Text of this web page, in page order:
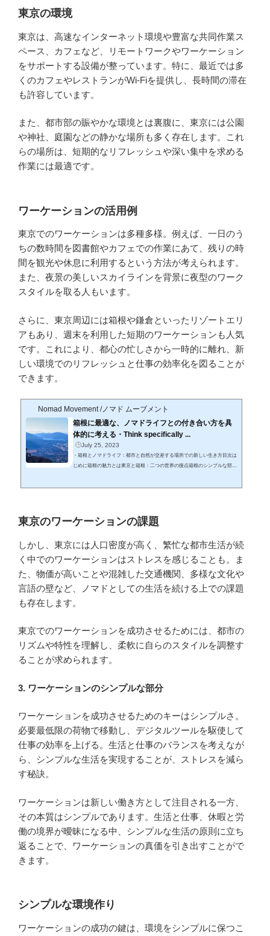
東京の環境
東京は、高速なインターネット環境や豊富な共同作業ス
ペース、カフェなど、リモートワークやワーケーション
をサポートする設備が整っています。特に、最近では多
くのカフェやレストランがWi-Fiを提供し、長時間の滞在
も許容しています。
また、都市部の賑やかな環境とは裏腹に、東京には公園
や神社、庭園などの静かな場所も多く存在します。これ
らの場所は、短期的なリフレッシュや深い集中を求める
作業には最適です。
ワーケーションの活用例
東京でのワーケーションは多種多様。例えば、一日のう
ちの数時間を図書館やカフェでの作業にあて、残りの時
間を観光や休息に利用するという方法が考えられます。
また、夜景の美しいスカイラインを背景に夜型のワーク
スタイルを取る人もいます。
さらに、東京周辺には箱根や鎌倉といったリゾートエリ
アもあり、週末を利用した短期のワーケーションも人気
です。これにより、都心の忙しさから一時的に離れ、新
しい環境でのリフレッシュと仕事の効率化を図ることが
できます。
Nomad Movement /ノマド ムーブメント
箱根に最適な、ノマドライフとの付き合い方を具
体的に考える・Think specifically ...
July 25, 2023
・箱根とノマドライフ：都市と自然が交差する場所での新しい生き方目次は
じめに箱根の魅力とは東京と箱根：二つの世界の接点箱根のシンプルな部分
は箱根は、温泉、自然、歴史、そしてアートが共存する地。山々に囲まれた
この地域は、季節ごと...
東京のワーケーションの課題
しかし、東京には人口密度が高く、繁忙な都市生活が続
く中でのワーケーションはストレスを感じることも。ま
た、物価が高いことや混雑した交通機関、多様な文化や
言語の壁など、ノマドとしての生活を続ける上での課題
も存在します。
東京でのワーケーションを成功させるためには、都市の
リズムや特性を理解し、柔軟に自らのスタイルを調整す
ることが求められます。
3. ワーケーションのシンプルな部分
ワーケーションを成功させるためのキーはシンプルさ。
必要最低限の荷物で移動し、デジタルツールを駆使して
仕事の効率を上げる。生活と仕事のバランスを考えなが
ら、シンプルな生活を実現することが、ストレスを減ら
す秘訣。
ワーケーションは新しい働き方として注目される一方、
その本質はシンプルであります。生活と仕事、休暇と労
働の境界が曖昧になる中、シンプルな生活の原則に立ち
返ることで、ワーケーションの真価を引き出すことがで
きます。
シンプルな環境作り
ワーケーションの成功の鍵は、環境をシンプルに保つこ